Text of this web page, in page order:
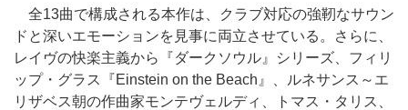
全13曲で構成される本作は、クラブ対応の強靭なサウン
ドと深いエモーションを見事に両立させている。さらに、
レイヴの快楽主義から『ダークソウル』シリーズ、フィリ
ップ・グラス『Einstein on the Beach』、ルネサンス～エ
リザベス朝の作曲家モンテヴェルディ、トマス・タリス、